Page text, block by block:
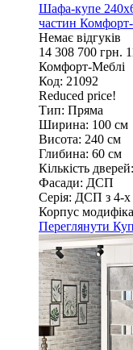
Шафа-купе
частин Комфорт-
Немає відгуків
14 308 700 грн.
Комфорт-Меблі
Код: 21092
Reduced price!
Тип: Пряма
Ширина: 100 см
Висота: 240 см
Глибина: 60 см
Кількість дверей:
Фасади: ДСП
Серія: ДСП з 4-х
Корпус
Переглянути